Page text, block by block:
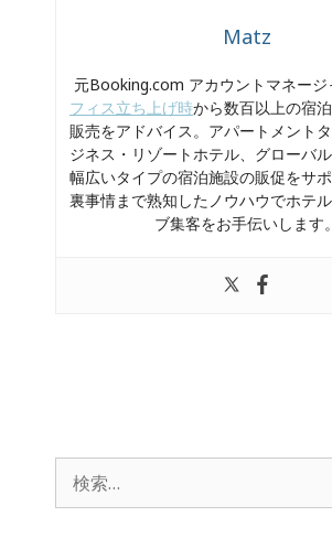
Matz
元Booking.com アカウントマネージ
フィス立ち上げ時から数百以上の宿
販売をアドバイス。アパートメント
ジネス・リゾートホテル、グローバ
幅広いタイプの宿泊施設の販促をサ
裏事情まで熟知したノウハウでホテ
ブ集客をお手伝いします。